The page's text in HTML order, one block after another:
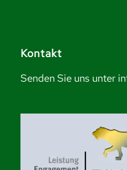
Kontakt
Senden Sie uns unter